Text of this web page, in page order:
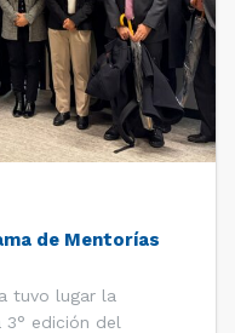
de Mentorías
tuvo lugar la
3° edición del